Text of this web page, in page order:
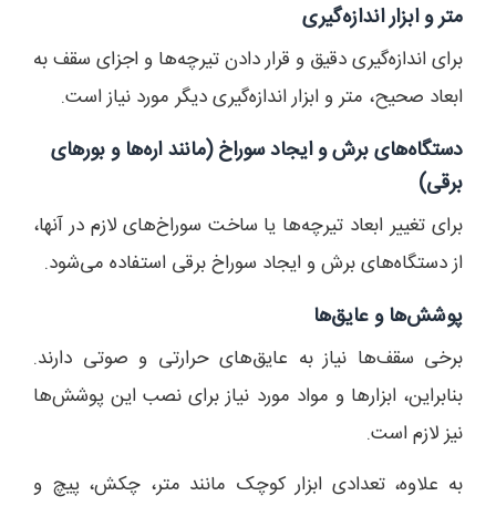
متر و ابزار اندازه‌گیری
برای اندازه‌گیری دقیق و قرار دادن تیرچه‌ها و اجزای سقف به
ابعاد صحیح، متر و ابزار اندازه‌گیری دیگر مورد نیاز است.
دستگاه‌های برش و ایجاد سوراخ (مانند اره‌ها و بورهای
برقی)
برای تغییر ابعاد تیرچه‌ها یا ساخت سوراخ‌های لازم در آنها،
از دستگاه‌های برش و ایجاد سوراخ برقی استفاده می‌شود.
پوشش‌ها و عایق‌ها
برخی سقف‌ها نیاز به عایق‌های حرارتی و صوتی دارند.
بنابراین، ابزارها و مواد مورد نیاز برای نصب این پوشش‌ها
نیز لازم است.
به علاوه، تعدادی ابزار کوچک مانند متر، چکش، پیچ و